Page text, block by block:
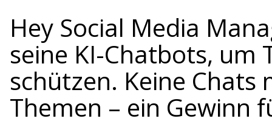
Hey Social Media
seine KI-Chatbots, um
schützen. Keine
Themen – ein Gewinn